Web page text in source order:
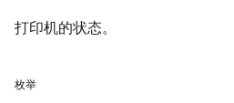
打印机的状态。
枚举